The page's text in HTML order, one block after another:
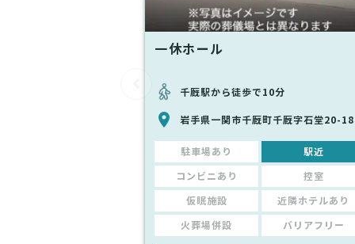
一休ホール
千厩駅から徒歩で10分
岩手県一関市千厩町千厩字石堂20-18
駐車場あり 駅近
コンビニあり 控室
仮眠施設 近隣ホテルあり
火葬場併設 バリアフリー